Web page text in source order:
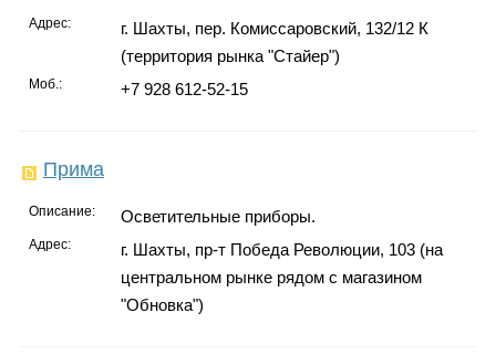
Адрес:
г. Шахты, пер. Комиссаровский, 132/12 К
(территория рынка "Стайер")
Моб.: +7 928 612-52-15
Прима
Описание: Осветительные приборы.
Адрес:
г. Шахты, пр-т Победа Революции, 103 (на
центральном рынке рядом с магазином
"Обновка")